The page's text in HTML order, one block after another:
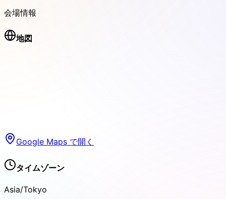
会場情報
地図
Google Maps で開く
タイムゾーン
Asia/Tokyo